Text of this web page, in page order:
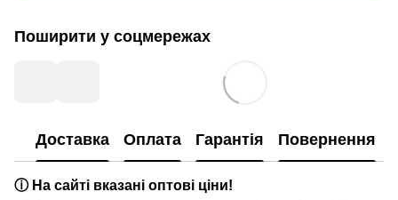
Поширити у соцмережах
Доставка Оплата Гарантія Повернення
ⓘ На сайті вказані оптові ціни!